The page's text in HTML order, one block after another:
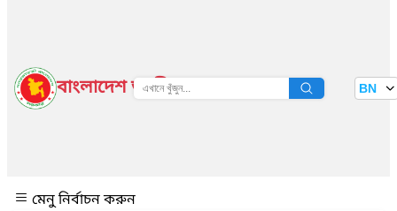
বাংলাদেশ জাতীয় তথ্য বাতায়ন BN
মেনু নির্বাচন করুন